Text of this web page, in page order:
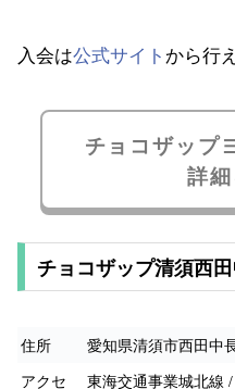
入会は公式サイト から行
チョコザップ
詳
チョコザップ清須西
住所
愛知県清須市西田
アクセ
東海交通事業城北